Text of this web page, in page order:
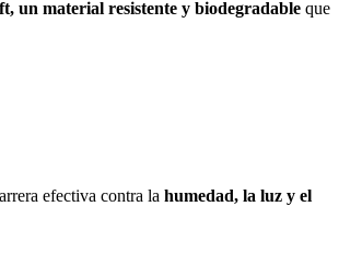
un material resistente y biodegradable que
efectiva contra la humedad, la luz y el